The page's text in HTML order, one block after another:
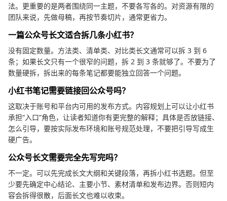
法。更重要的是两者围绕同一主题，不要各写各的。对资源有限的
团队来说，先做母稿，再按节奏切片，通常更省力。
一篇公众号长文适合拆几条小红书？
没有固定数量。方法类、清单类、对比类长文通常可以拆 3 到 6
条；如果长文只有一个很窄的问题，拆 2 到 3 条就够了。不要为了
数量硬拆，拆出来的每条笔记都要能独立回答一个问题。
小红书笔记需要链接回公众号吗？
这取决于账号和平台内可用的发布方式。内容规划上可以让小红书
承担“入口”角色，让读者知道你有更完整的解释；具体是否放链接、
怎么引导，要按实际发布环境和账号规范处理，不要把引导写成生
硬广告。
公众号长文需要完全先写完吗？
不一定。可以先完成长文大纲和关键段落，再拆小红书选题。但至
少要先确定中心结论、主要小节、素材清单和发布边界。否则短内
容会拆得很散，后面长文也难以收束。